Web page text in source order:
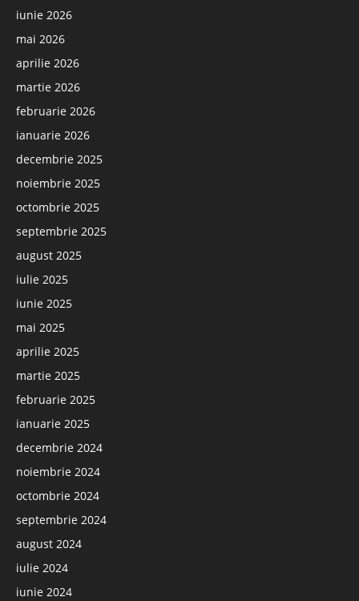
iunie 2026
mai 2026
aprilie 2026
martie 2026
februarie 2026
ianuarie 2026
decembrie 2025
noiembrie 2025
octombrie 2025
septembrie 2025
august 2025
iulie 2025
iunie 2025
mai 2025
aprilie 2025
martie 2025
februarie 2025
ianuarie 2025
decembrie 2024
noiembrie 2024
octombrie 2024
septembrie 2024
august 2024
iulie 2024
iunie 2024